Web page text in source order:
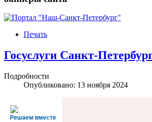
Печать
Госуслуги Санкт-
Подробности
Опубликовано: 13 ноября 2024
Решаем вместе